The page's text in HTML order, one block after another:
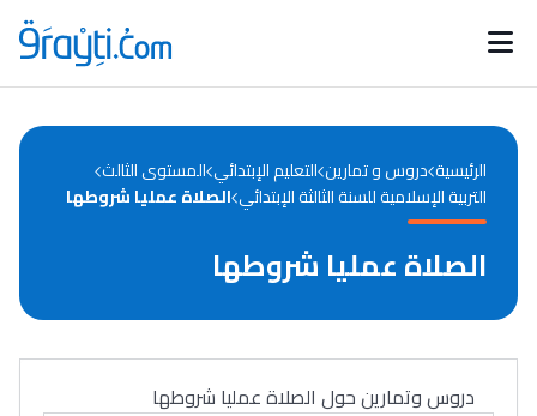
Catégories
d'actualités
Annonces bourses
الرئيسية دروس و تمارين التعليم الإبتدائي المستوى الثالث
التربية الإسلامية للسنة الثالثة الإبتدائي الصلاة عمليا شروطها
الصلاة عمليا شروطها
دروس وتمارين حول الصلاة عمليا شروطها